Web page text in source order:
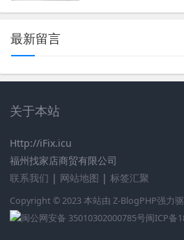
最新留言
关于本站
Http://iFix.icu
福州找家店商贸有限公司
联系我们 | 网站地图 | 标签汇聚
Copyright © 2023 本站由 Z-BlogPHP强力
闽公网安备 35010302000785号闽ICP备